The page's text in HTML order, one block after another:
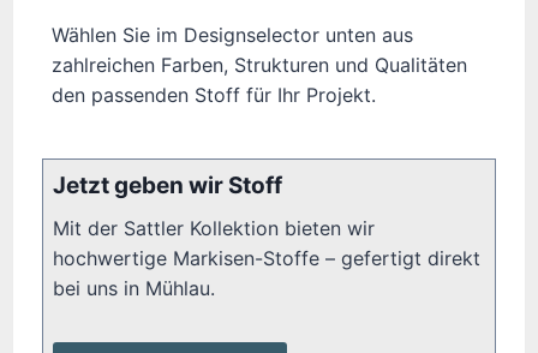
Wählen Sie im Designselector unten aus
zahlreichen Farben, Strukturen und Qualitäten
den passenden Stoff für Ihr Projekt.
Jetzt geben wir Stoff
Mit der Sattler Kollektion bieten wir
hochwertige Markisen-Stoffe – gefertigt direkt
bei uns in Mühlau.